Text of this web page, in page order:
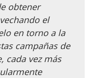
obtener
el
en torno a la
campañas de
cada vez más